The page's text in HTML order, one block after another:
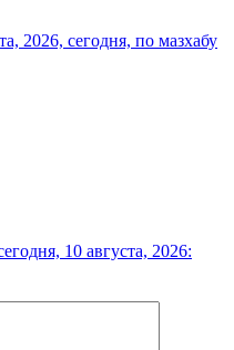
2026, сегодня, по мазхабу
10 августа, 2026: